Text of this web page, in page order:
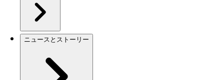
ニュースとストーリー